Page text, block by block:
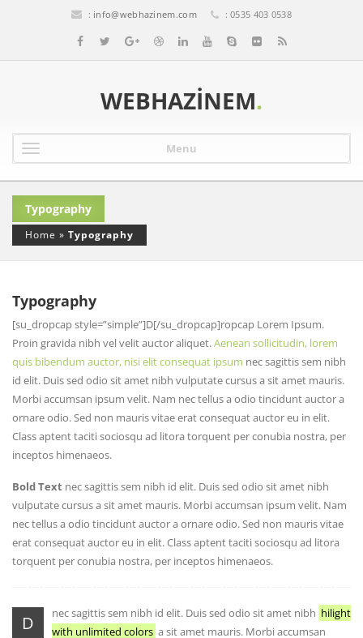
: info@webhazinem.com : 0535 403 0538
WEBHAZINEM.
Menu
Typography
Home » Typography
Typography
[su_dropcap style=”simple”]D[/su_dropcap]ropcap Lorem Ipsum.
Proin gravida nibh vel velit auctor aliquet.Aenean sollicitudin, lorem
quis bibendum auctor, nisi elit consequat ipsum nec sagittis sem nibh
id elit. Duis sed odio sit amet nibh vulputate cursus a sit amet mauris.
Morbi accumsan ipsum velit. Nam nec tellus a odio tincidunt auctor a
ornare odio. Sed non mauris vitae erat consequat auctor eu in elit.
Class aptent taciti sociosqu ad litora torquent per conubia nostra, per
inceptos himenaeos.
Bold Text nec sagittis sem nibh id elit. Duis sed odio sit amet nibh
vulputate cursus a sit amet mauris. Morbi accumsan ipsum velit. Nam
nec tellus a odio tincidunt auctor a ornare odio. Sed non mauris vitae
erat consequat auctor eu in elit. Class aptent taciti sociosqu ad litora
torquent per conubia nostra, per inceptos himenaeos.
D nec sagittis sem nibh id elit. Duis sed odio sit amet nibh hilight
with unlimited colors a sit amet mauris. Morbi accumsan